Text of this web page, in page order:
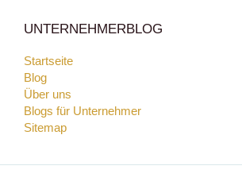
UNTERNEHMERBLOG
Startseite
Blog
Über uns
Blogs für Unternehmer
Sitemap